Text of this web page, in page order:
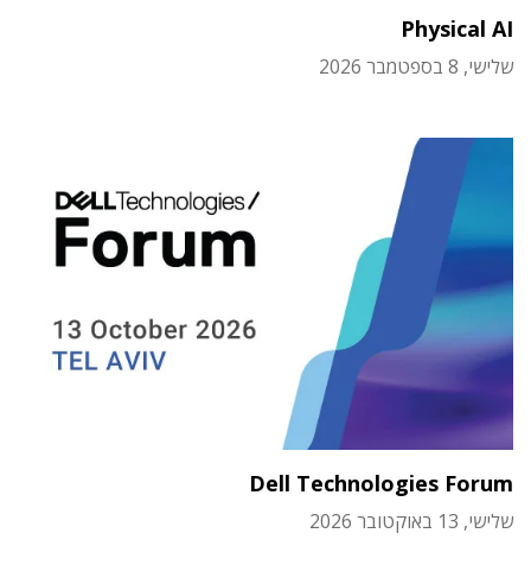
Physical AI
שלישי, 8 בספטמבר 2026
Dell Technologies Forum
שלישי, 13 באוקטובר 2026